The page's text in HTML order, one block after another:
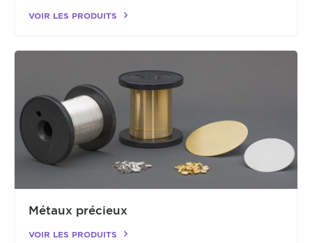
VOIR LES PRODUITS
Métaux précieux
VOIR LES PRODUITS